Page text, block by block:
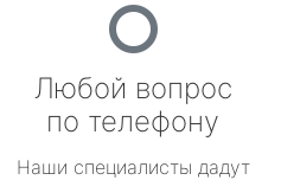
Любой вопрос
по телефону
Наши специалисты дадут